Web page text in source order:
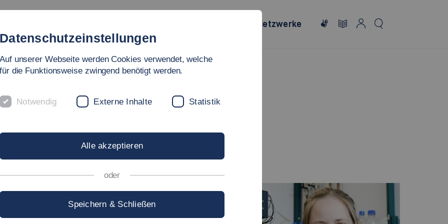
Netzwerke
»LEA SEEGER«
- Angewandte Naturwissenschaften, Energie- und Gebäudetechnik
2013 bis zum Wintersemester
Stadtmitte im Bachelor-Studiengang
Datenschutzeinstellungen
Auf unserer Webseite werden Cookies verwendet, welche
für die Funktionsweise zwingend benötigt werden.
Notwendig Externe Inhalte Statistik
Alle akzeptieren
oder
Speichern & Schließen